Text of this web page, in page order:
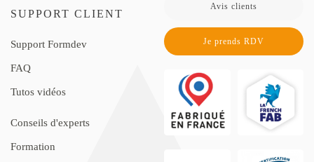
SUPPORT CLIENT
Support Formdev
FAQ
Tutos vidéos
Conseils d'experts
Formation
Avis clients
Je prends RDV